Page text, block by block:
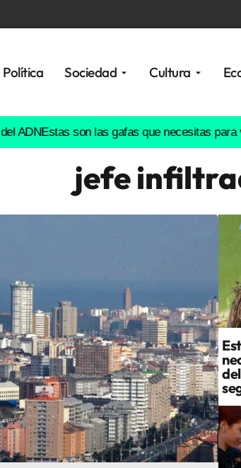
Política Sociedad Cultura
Estas son las gafas que necesitas para ver el
jefe